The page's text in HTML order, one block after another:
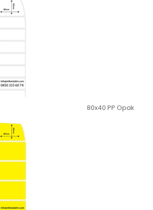
80x40 PP Opak